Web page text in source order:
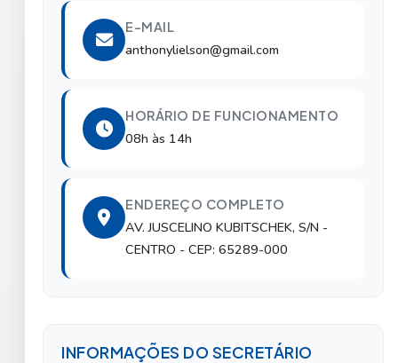
E-MAIL
anthonylielson@gmail.com
HORÁRIO DE FUNCIONAMENTO
08h às 14h
ENDEREÇO COMPLETO
AV. JUSCELINO KUBITSCHEK, S/N -
CENTRO - CEP: 65289-000
INFORMAÇÕES DO SECRETÁRIO